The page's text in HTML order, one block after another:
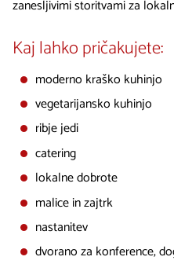
zanesljivimi storitvami za
Kaj lahko pričakujete:
moderno kraško kuhinjo
vegetarijansko kuhinjo
ribje jedi
catering
lokalne dobrote
malice in zajtrk
nastanitev
dvorano za konference,